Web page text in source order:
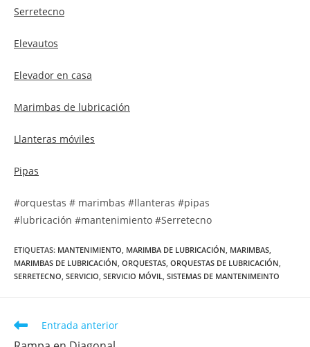
Serretecno
Elevautos
Elevador en casa
Marimbas de lubricación
Llanteras móviles
Pipas
#orquestas # marimbas #llanteras #pipas
#lubricación #mantenimiento #Serretecno
ETIQUETAS: MANTENIMIENTO MARIMBA DE LUBRICACIÓN MARIMBAS
MARIMBAS DE LUBRICACIÓN ORQUESTAS ORQUESTAS DE LUBRICACIÓN
SERRETECNO SERVICIO SERVICIO MÓVIL SISTEMAS DE MANTENIMEINTO
Entrada anterior